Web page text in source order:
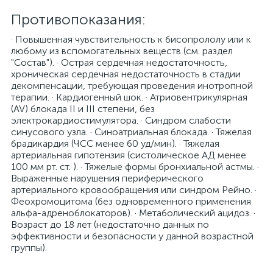
Противопоказания:
· Повышенная чувствительность к бисопрололу или к
любому из вспомогательных веществ (см. раздел
"Состав"). · Острая сердечная недостаточность,
хроническая сердечная недостаточность в стадии
декомпенсации, требующая проведения инотропной
терапии. · Кардиогенный шок. · Атриовентрикулярная
(AV) блокада II и III степени, без
электрокардиостимулятора. · Синдром слабости
синусового узла. · Синоатриальная блокада. · Тяжелая
брадикардия (ЧСС менее 60 уд/мин). · Тяжелая
артериальная гипотензия (систолическое АД менее
100 мм рт. ст. ). · Тяжелые формы бронхиальной астмы. ·
Выраженные нарушения периферического
артериального кровообращения или синдром Рейно. ·
Феохромоцитома (без одновременного применения
альфа-адреноблокаторов). · Метаболический ацидоз. ·
Возраст до 18 лет (недостаточно данных по
эффективности и безопасности у данной возрастной
группы).